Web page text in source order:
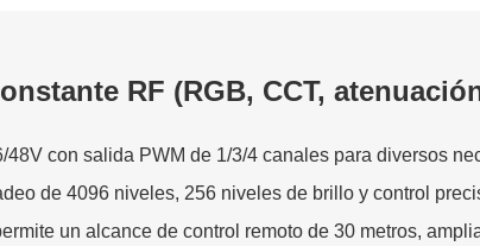
RF (RGB, CCT,
con salida PWM de 1/3/4 canales para diversos
de 4096 niveles, 256 niveles de brillo y control
un alcance de control remoto de 30 metros,